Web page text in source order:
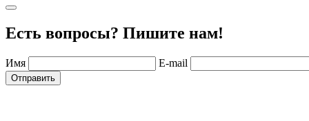
Есть вопросы? Пишите нам!
Имя E-mail